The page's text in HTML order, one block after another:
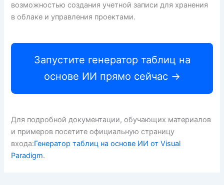
возможностью создания учетной записи для хранения
в облаке и управления проектами.
Запустите генератор таблиц на
основе ИИ прямо сейчас →
Для подробной документации, обучающих материалов
и примеров посетите официальную страницу
входа:Генератор таблиц на основе ИИ от Visual
Paradigm.